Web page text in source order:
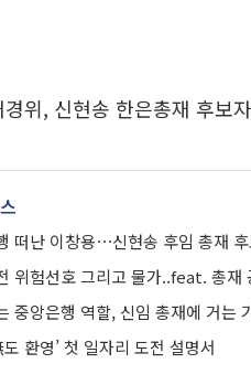
위, 신현송 한은총재 후보
떠난 이창용⋯신현송 후임 총재
위험선호 그리고 물가..feat. 총재
중앙은행 역할, 신임 총재에 거는
도 환영’ 첫 일자리 도전 설명서